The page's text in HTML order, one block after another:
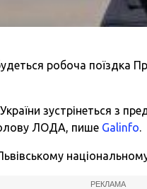
робоча поїздка
зустрінеться з
ЛОДА, пише Galinfo.
РЕКЛАМА